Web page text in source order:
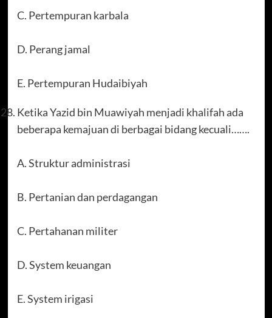
C. Pertempuran karbala
D. Perang jamal
E. Pertempuran Hudaibiyah
Ketika Yazid bin Muawiyah menjadi khalifah ada
beberapa kemajuan di berbagai bidang kecuali…….
A. Struktur administrasi
B. Pertanian dan perdagangan
C. Pertahanan militer
D. System keuangan
E. System irigasi